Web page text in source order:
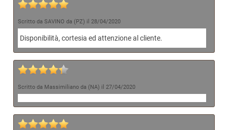
Scritto da SAVINO da (PZ) il 28/04/2020
Disponibilità, cortesia ed attenzione al cliente.
Scritto da Massimiliano da (NA) il 27/04/2020